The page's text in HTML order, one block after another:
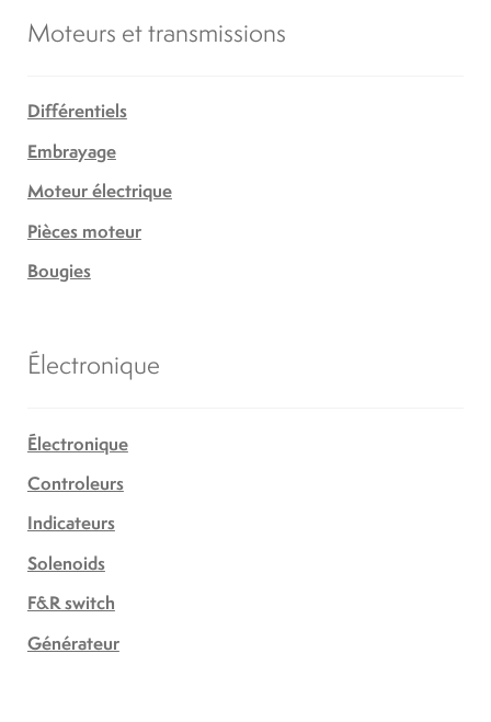
Moteurs et transmissions
Différentiels
Embrayage
Moteur électrique
Pièces moteur
Bougies
Électronique
Électronique
Controleurs
Indicateurs
Solenoids
F&R switch
Générateur